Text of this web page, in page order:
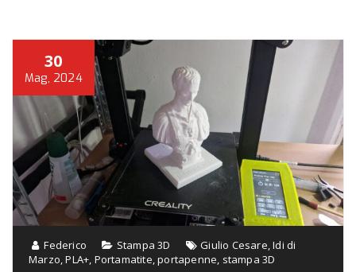
30
Mag, 2024
Federico Stampa 3D Giulio Cesare,Idi di
Marzo,PLA+, Portamatite,portapenne, stampa 3D